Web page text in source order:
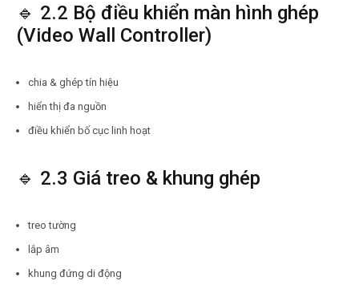
🔹 2.2 Bộ điều khiển màn hình ghép
(Video Wall Controller)
chia & ghép tín hiệu
hiển thị đa nguồn
điều khiển bố cục linh hoạt
🔹 2.3 Giá treo & khung ghép
treo tường
lắp âm
khung đứng di động